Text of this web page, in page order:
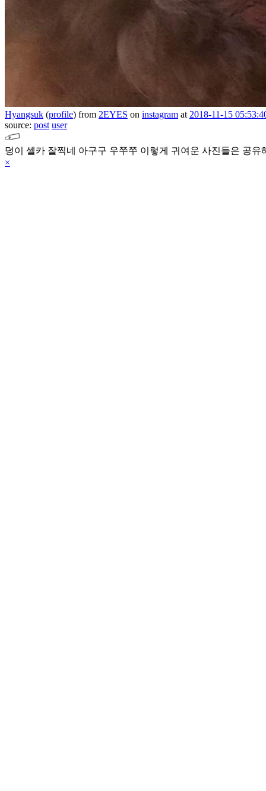
Hyangsuk (profile) from 2EYES on instagram at 2018-11-15
source: post user
덩이 셀카 잘찍네 아구구 우쭈쭈 이렇게 귀여운 사진들은 공유
×